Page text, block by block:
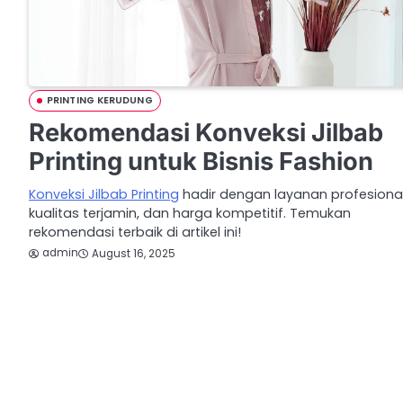
PRINTING KERUDUNG
Rekomendasi Konveksi Jilbab
Printing untuk Bisnis Fashion
Konveksi Jilbab Printing hadir dengan layanan
kualitas terjamin, dan harga kompetitif. Temukan
rekomendasi terbaik di artikel ini!
admin August 16, 2025